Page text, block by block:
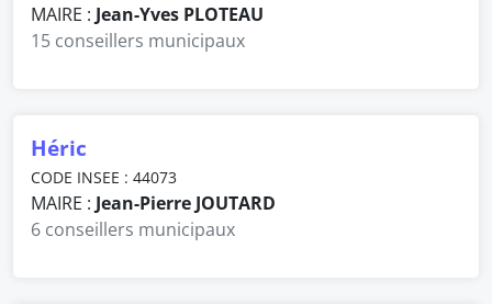
MAIRE : Jean-Yves PLOTEAU
15 conseillers municipaux
Héric
CODE INSEE : 44073
MAIRE : Jean-Pierre JOUTARD
6 conseillers municipaux